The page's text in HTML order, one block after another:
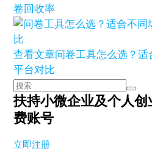
卷回收率
查看文章问卷工具怎么选？
平台对比
扶持小微企业及个人创
费账号
立即注册